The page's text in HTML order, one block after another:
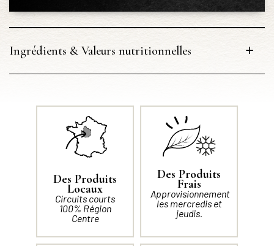
Ingrédients & Valeurs nutritionnelles
Des Produits
Locaux
Circuits courts
100% Région
Centre
Des Produits
Frais
Approvisionnement
les mercredis et
jeudis.